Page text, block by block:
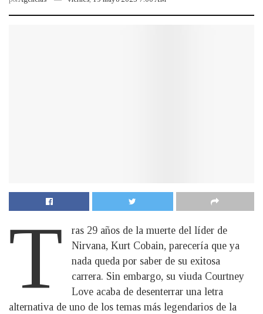
T
ras 29 años de la muerte del líder de
Nirvana, Kurt Cobain, parecería que ya
nada queda por saber de su exitosa
carrera. Sin embargo, su viuda Courtney
Love acaba de desenterrar una letra
alternativa de uno de los temas más legendarios de la